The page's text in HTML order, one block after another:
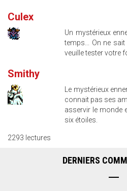
Culex
Un mystérieux
temps... On ne
veuille tester votre
Smithy
Le mystérieux
connait pas ses
asservir le monde
six étoiles.
2293 lectures
DERNIERS